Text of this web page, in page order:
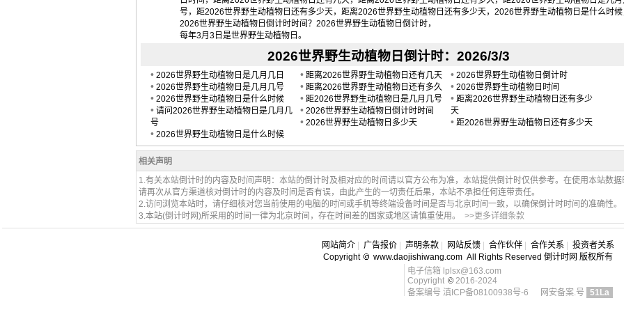
号，距2026世界野生动植物日还有多少天，距离2026世界野生动植物日还有多少天，2026世界野生动植物日是什么时候
2026世界野生动植物日倒计时时间？2026世界野生动植物日倒计时，
每年3月3日是世界野生动植物日。
2026世界野生动植物日倒计时：2026/3/3
• 2026世界野生动植物日是几月几日
• 2026世界野生动植物日是几月几号
• 2026世界野生动植物日是什么时候
• 请问2026世界野生动植物日是几月几
号
• 2026世界野生动植物日是什么时候
• 距离2026世界野生动植物日还有几天
• 距离2026世界野生动植物日还有多久
• 距2026世界野生动植物日是几月几号
• 2026世界野生动植物日倒计时时间
• 2026世界野生动植物日多少天
• 2026世界野生动植物日倒计时
• 2026世界野生动植物日时间
• 距离2026世界野生动植物日还有多少
天
• 距2026世界野生动植物日还有多少天
相关声明
1.有关本站倒计时的内容及时间声明：本站的倒计时及相对应的时间请以官方公布为准，本站提供倒计时仅供参考。在使用本站数据
请再次从官方渠道核对倒计时的内容及时间是否有误，由此产生的一切责任后果，本站不承担任何连带责任。
2.访问浏览本站时，请仔细核对您当前使用的电脑的时间或手机等终端设备时间是否与北京时间一致，以确保倒计时时间的准确性。
3.本站(倒计时网)所采用的时间一律为北京时间，存在时间差的国家或地区请慎重使用。
>>更多详细条款
网站简介 广告报价 声明条款 网站反馈 合作伙伴 合作关系
投资者关系
Copyright
www.daojishiwang.com All Rights Reserved 倒计时网 版权所有
电子信箱 lplsx@163.com
Copyright
2016-2024
备案编号 滇ICP备08100938号-6 网安备案.号 51La